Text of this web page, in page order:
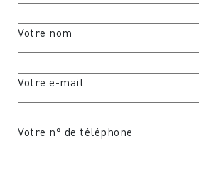
Votre nom
Votre e-mail
Votre n° de téléphone